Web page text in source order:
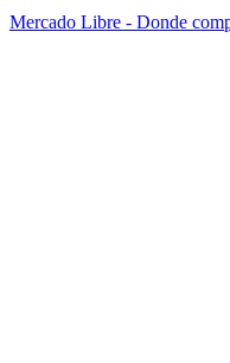
Mercado Libre - Donde